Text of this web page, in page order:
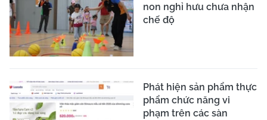
non nghỉ hưu chưa nhận
chế độ
Phát hiện sản phẩm thực
phẩm chức năng vi
phạm trên các sàn